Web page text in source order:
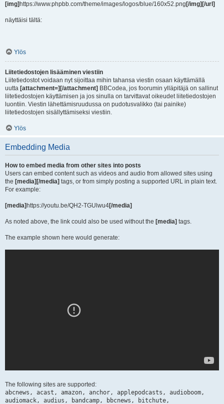
[img] https://www.phpbb.com/theme/images/logos/blue/160x52.png [/img][/url]
näyttäisi tältä:
Ylös
Liitetiedostojen lisääminen viestiin
Liitetiedostot voidaan nyt sijoittaa mihin tahansa viestin osaan käyttämällä
uutta [attachment=][/attachment] BBCodea, jos foorumin ylläpitäjä on sallinut
liitetiedostojen käyttämisen ja jos sinulla on tarvittavat oikeudet liitetiedostojen
luontiin. Viestin lähettämisruudussa on pudotusvalikko (tai painike)
liitetiedostojen sisällyttämiseksi viestiin.
Ylös
Embedding Media
How to embed media from other sites into posts
Users can embed content such as videos and audio from allowed sites using
the [media][/media] tags, or from simply posting a supported URL in plain text.
For example:
[media] https://youtu.be/QH2-TGUlwu4[/media]
As noted above, the link could also be used without the [media] tags.
The example shown here would generate:
The following sites are supported:
abcnews, acast, amazon, anchor, applepodcasts, audioboom,
audiomack, audius, bandcamp, bbcnews, bitchute,